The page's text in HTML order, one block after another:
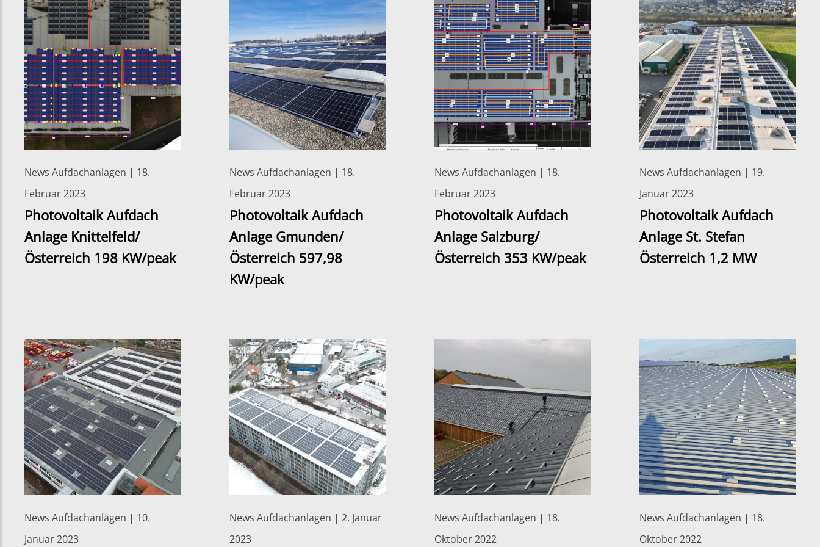
News Aufdachanlagen | 18.
Februar 2023
Photovoltaik Aufdach
Anlage Knittelfeld/
Österreich 198 KW/peak
News Aufdachanlagen | 18.
Februar 2023
Photovoltaik Aufdach
Anlage Gmunden/
Österreich 597,98
KW/peak
News Aufdachanlagen | 18.
Februar 2023
Photovoltaik Aufdach
Anlage Salzburg/
Österreich 353 KW/peak
News Aufdachanlagen | 19.
Januar 2023
Photovoltaik Aufdach
Anlage St. Stefan
Österreich 1,2 MW
News Aufdachanlagen | 10.
Januar 2023
News Aufdachanlagen | 2. Januar
2023
News Aufdachanlagen | 18.
Oktober 2022
News Aufdachanlagen | 18.
Oktober 2022